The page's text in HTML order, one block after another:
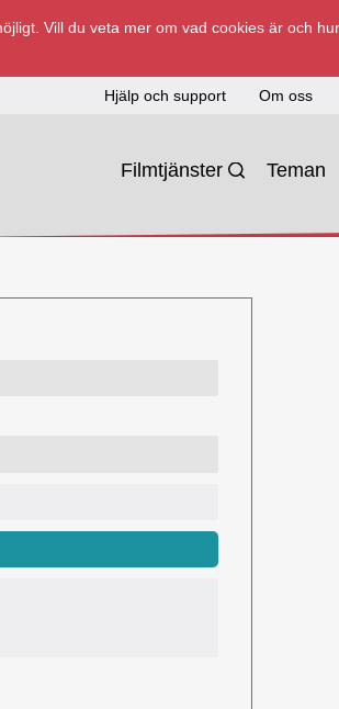
Vill du veta mer om vad cookies är och
Hjälp och support Om oss
Filmtjänster Teman